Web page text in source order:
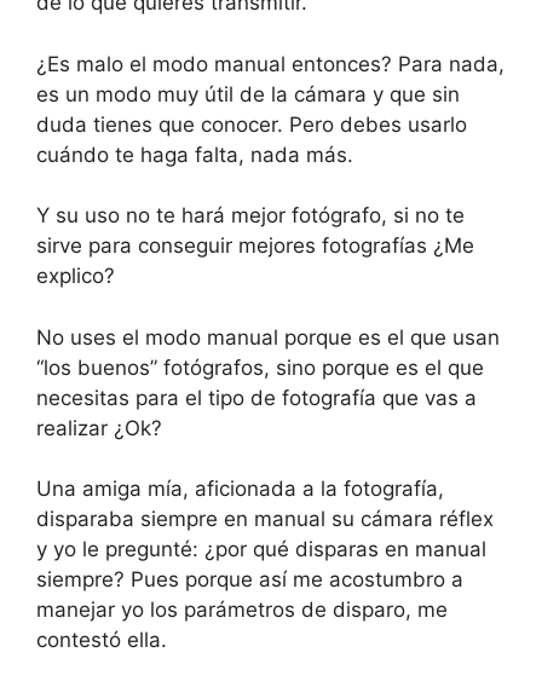
¿Es malo el modo manual entonces? Para nada,
es un modo muy útil de la cámara y que sin
duda tienes que conocer. Pero debes usarlo
cuándo te haga falta, nada más.
Y su uso no te hará mejor fotógrafo, si no te
sirve para conseguir mejores fotografías ¿Me
explico?
No uses el modo manual porque es el que usan
“los buenos” fotógrafos, sino porque es el que
necesitas para el tipo de fotografía que vas a
realizar ¿Ok?
Una amiga mía, aficionada a la fotografía,
disparaba siempre en manual su cámara réflex
y yo le pregunté: ¿por qué disparas en manual
siempre? Pues porque así me acostumbro a
manejar yo los parámetros de disparo, me
contestó ella.